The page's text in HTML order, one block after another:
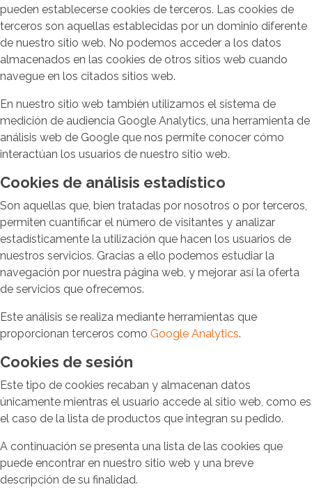
pueden establecerse cookies de terceros. Las cookies de
terceros son aquellas establecidas por un dominio diferente
de nuestro sitio web. No podemos acceder a los datos
almacenados en las cookies de otros sitios web cuando
navegue en los citados sitios web.
En nuestro sitio web también utilizamos el sistema de
medición de audiencia Google Analytics, una herramienta de
análisis web de Google que nos permite conocer cómo
interactúan los usuarios de nuestro sitio web.
Cookies de análisis estadístico
Son aquellas que, bien tratadas por nosotros o por terceros,
permiten cuantificar el número de visitantes y analizar
estadísticamente la utilización que hacen los usuarios de
nuestros servicios. Gracias a ello podemos estudiar la
navegación por nuestra página web, y mejorar así la oferta
de servicios que ofrecemos.
Este análisis se realiza mediante herramientas que
proporcionan terceros como Google Analytics.
Cookies de sesión
Este tipo de cookies recaban y almacenan datos
únicamente mientras el usuario accede al sitio web, como es
el caso de la lista de productos que integran su pedido.
A continuación se presenta una lista de las cookies que
puede encontrar en nuestro sitio web y una breve
descripción de su finalidad.